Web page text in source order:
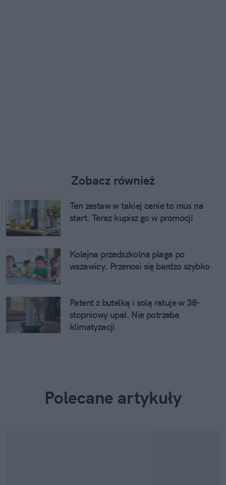
Zobacz również
Ten zestaw w takiej cenie to mus na
start. Teraz kupisz go w promocji
Kolejna przedszkolna plaga po
wszawicy. Przenosi się bardzo szybko
Patent z butelką i solą ratuje w 38-
stopniowy upał. Nie potrzeba
klimatyzacji
Polecane artykuły